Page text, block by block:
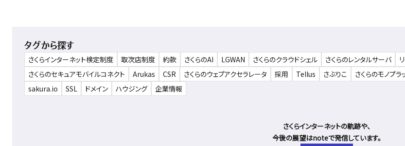
タグから探す
さくらインターネット検定制度 取次店制度 約款 さくらのAI LGWAN さくらのクラウドシェル さくらのレンタルサーバ
さくらのセキュアモバイルコネクト
Arukas CSR さくらのウェブアクセラレータ 採用 Tellus さぶりこ さくらのモノプラ
sakura.io
SSL ドメイン ハウジング 企業情報
さくらインターネットの軌跡や、
今後の展望はnoteで発信しています。